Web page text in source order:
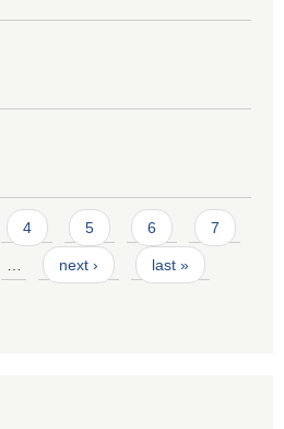
4 5 6 7
… next › last »